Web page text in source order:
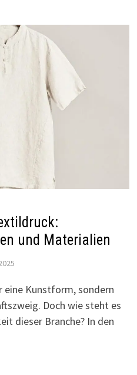
und Materialien
eine Kunstform, sondern
Doch wie steht es
dieser Branche? In den